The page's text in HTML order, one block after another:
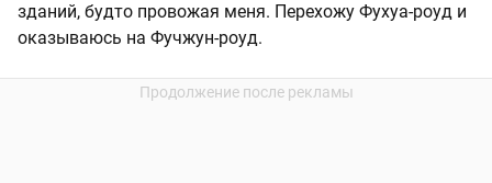
зданий, будто провожая меня. Перехожу Фухуа-роуд и
оказываюсь на Фучжун-роуд.